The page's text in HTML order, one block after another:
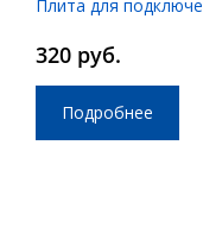
Плита для
320 руб.
Подробнее